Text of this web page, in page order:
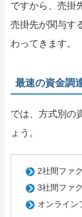
ですから、売掛
売掛先が関与す
わってきます。
最速の資金調
では、方式別の
ょう。
2社間ファ
3社間ファ
オンライン